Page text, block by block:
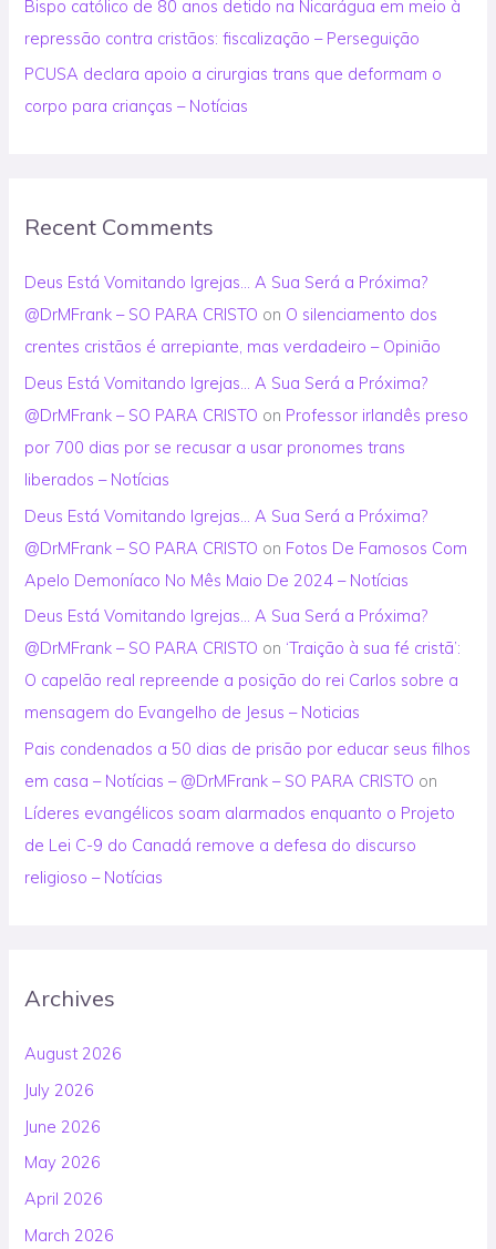
Bispo católico de 80 anos detido na Nicarágua em meio à
repressão contra cristãos: fiscalização – Perseguição
PCUSA declara apoio a cirurgias trans que deformam o
corpo para crianças – Notícias
Recent Comments
Deus Está Vomitando Igrejas… A Sua Será a Próxima?
@DrMFrank – SO PARA CRISTO on O silenciamento dos
crentes cristãos é arrepiante, mas verdadeiro – Opinião
Deus Está Vomitando Igrejas… A Sua Será a Próxima?
@DrMFrank – SO PARA CRISTO on Professor irlandês preso
por 700 dias por se recusar a usar pronomes trans
liberados – Notícias
Deus Está Vomitando Igrejas… A Sua Será a Próxima?
@DrMFrank – SO PARA CRISTO on Fotos De Famosos Com
Apelo Demoníaco No Mês Maio De 2024 – Notícias
Deus Está Vomitando Igrejas… A Sua Será a Próxima?
@DrMFrank – SO PARA CRISTO on ‘Traição à sua fé cristã’:
O capelão real repreende a posição do rei Carlos sobre a
mensagem do Evangelho de Jesus – Noticias
Pais condenados a 50 dias de prisão por educar seus filhos
em casa – Notícias – @DrMFrank – SO PARA CRISTO on
Líderes evangélicos soam alarmados enquanto o Projeto
de Lei C-9 do Canadá remove a defesa do discurso
religioso – Notícias
Archives
August 2026
July 2026
June 2026
May 2026
April 2026
March 2026